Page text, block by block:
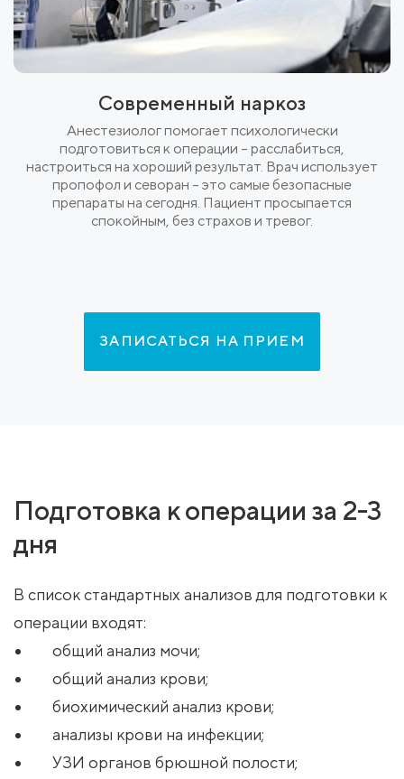
Современный наркоз
Анестезиолог помогает психологически
подготовиться к операции – расслабиться,
настроиться на хороший результат. Врач использует
пропофол и севоран – это самые безопасные
препараты на сегодня. Пациент просыпается
спокойным, без страхов и тревог.
ЗАПИСАТЬСЯ НА ПРИЕМ
Подготовка к операции за 2-3
дня
В список стандартных анализов для подготовки к
операции входят:
общий анализ мочи;
общий анализ крови;
биохимический анализ крови;
анализы крови на инфекции;
УЗИ органов брюшной полости;